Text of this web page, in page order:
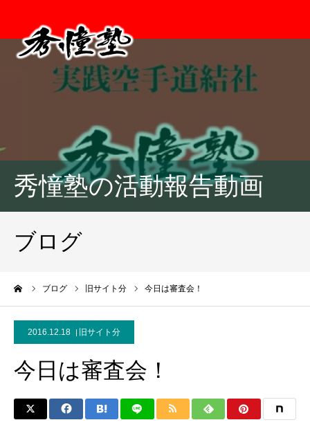
秀憧塾の活動報告動画
ブログ
ブログ 旧サイト分 今日は審査会！
2016.12.18 旧サイト分
今日は審査会！